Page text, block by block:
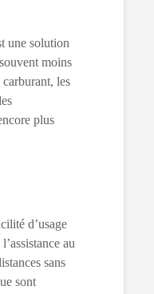
une solution
moins
les
plus
d’usage
au
sans
sont